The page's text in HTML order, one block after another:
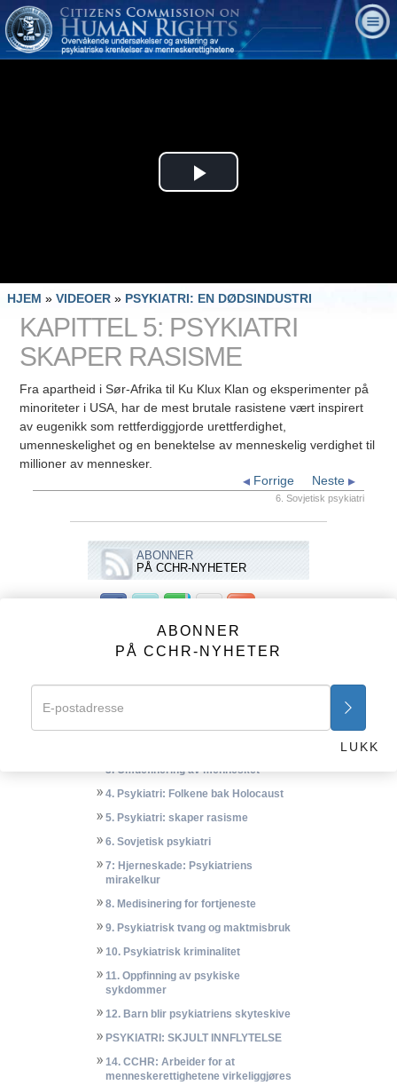
Play
HJEM » VIDEOER » PSYKIATRI: EN DØDSINDUSTRI
KAPITTEL 5: PSYKIATRI
SKAPER RASISME
Fra apartheid i Sør-Afrika til Ku Klux Klan og eksperimenter på
minoriteter i USA, har de mest brutale rasistene vært inspirert
av eugenikk som rettferdiggjorde urettferdighet,
umenneskelighet og en benektelse av menneskelig verdighet til
millioner av mennesker.
Neste
Forrige
6. Sovjetisk psykiatri
ABONNER
PÅ CCHR-NYHETER
VIDEOER
3. Omdefinering av mennesket
4. Psykiatri: Folkene bak Holocaust
5. Psykiatri: skaper rasisme
6. Sovjetisk psykiatri
7: Hjerneskade: Psykiatriens
mirakelkur
8. Medisinering for fortjeneste
9. Psykiatrisk tvang og maktmisbruk
10. Psykiatrisk kriminalitet
11. Oppfinning av psykiske
sykdommer
12. Barn blir psykiatriens skyteskive
PSYKIATRI: SKJULT INNFLYTELSE
14. CCHR: Arbeider for at
menneskerettighetene virkeliggjøres
ABONNER
PÅ CCHR-NYHETER
LUKK